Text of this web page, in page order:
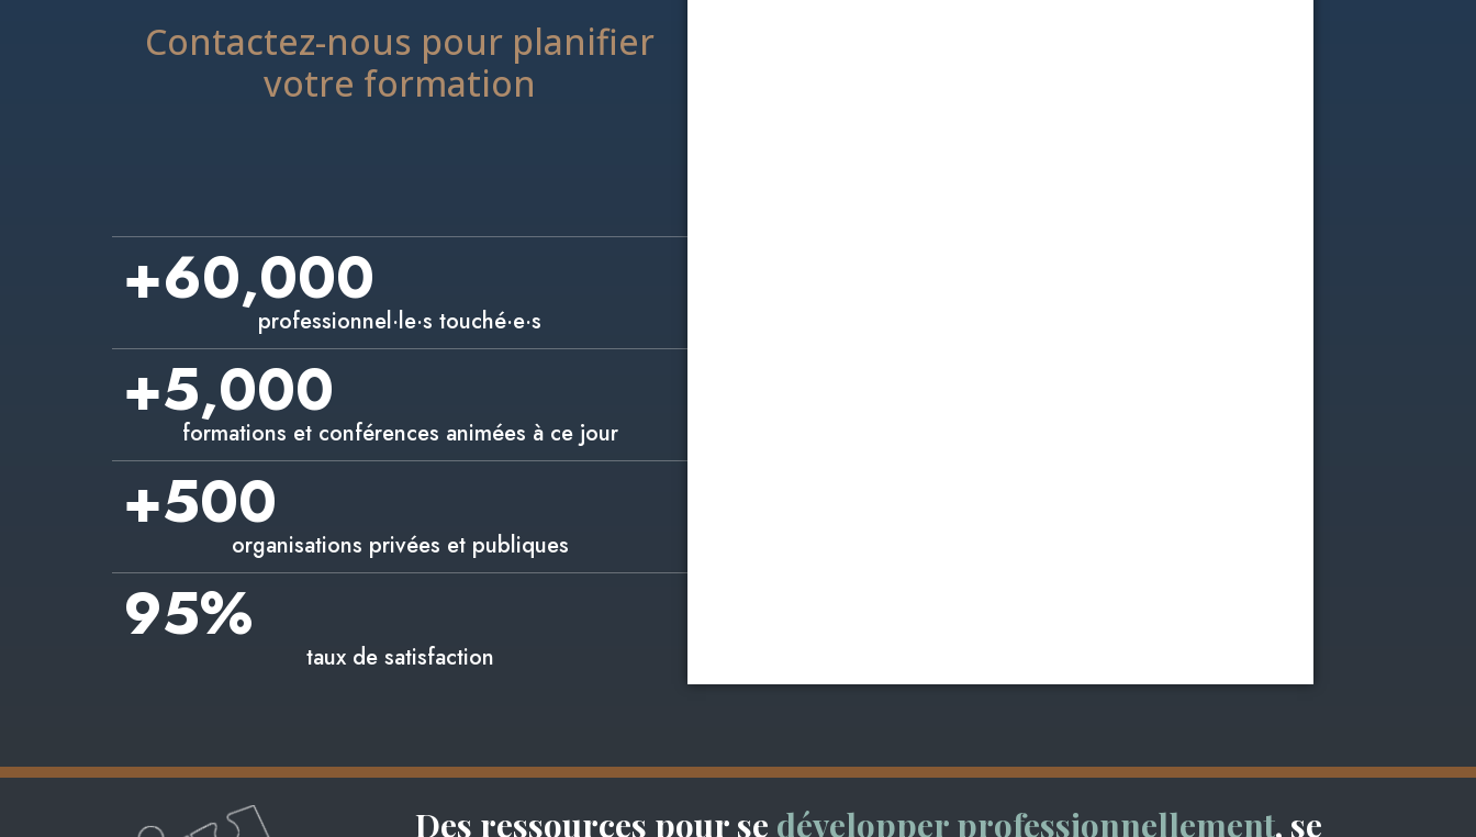
Contactez-nous pour planifier
votre formation
+60,000
professionnel·le·s touché·e·s
+5,000
formations et conférences animées à ce jour
+500
organisations privées et publiques
95%
taux de satisfaction
Des ressources pour se développer professionnellement, se